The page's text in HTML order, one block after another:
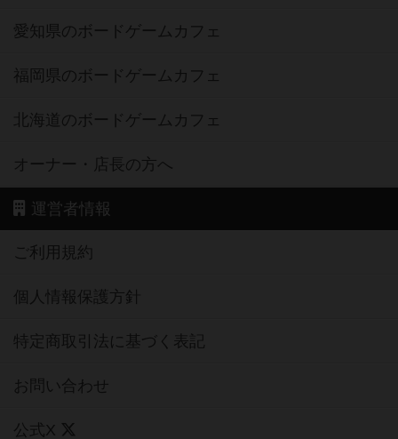
愛知県のボードゲームカフェ
福岡県のボードゲームカフェ
北海道のボードゲームカフェ
オーナー・店長の方へ
運営者情報
ご利用規約
個人情報保護方針
特定商取引法に基づく表記
お問い合わせ
公式X